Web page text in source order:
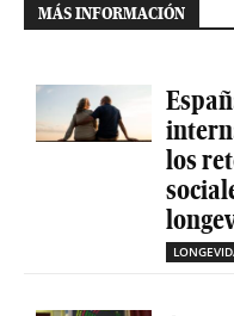
MÁS INFORMACIÓN
los